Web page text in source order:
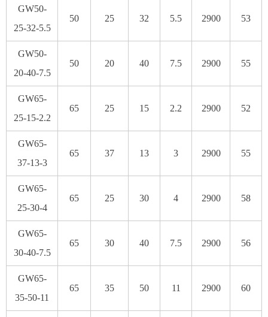
GW50-
25-32-5.5
50 25 32 5.5 2900 53
GW50-
20-40-7.5
50 20 40 7.5 2900 55
GW65-
25-15-2.2
65 25 15 2.2 2900 52
GW65-
37-13-3
65 37 13 3 2900 55
GW65-
25-30-4
65 25 30 4 2900 58
GW65-
30-40-7.5
65 30 40 7.5 2900 56
GW65-
35-50-11
65 35 50 11 2900 60